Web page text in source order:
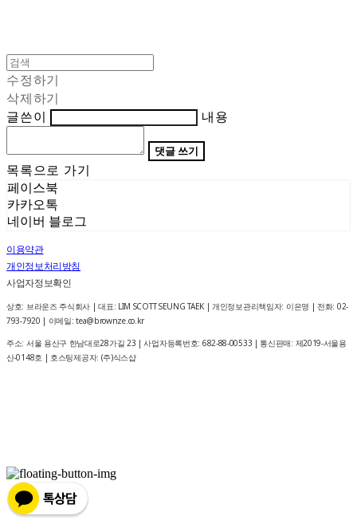
수정하기
삭제하기
글쓴이
내용
댓글 쓰기
목록으로 가기
페이스북
카카오톡
네이버 블로그
이용약관
개인정보처리방침
사업자정보확인
상호: 브라운즈 주식회사 | 대표: LIM SCOTT SEUNG TAEK | 개인정보관리책임자: 이은영 | 전화: 02-
793-7920 | 이메일: tea@brownze.co.kr
주소: 서울 용산구 한남대로28가길 23 | 사업자등록번호: 682-88-00533 | 통신판매: 제2019-서울용
산-0148호 | 호스팅제공자: (주)식스샵